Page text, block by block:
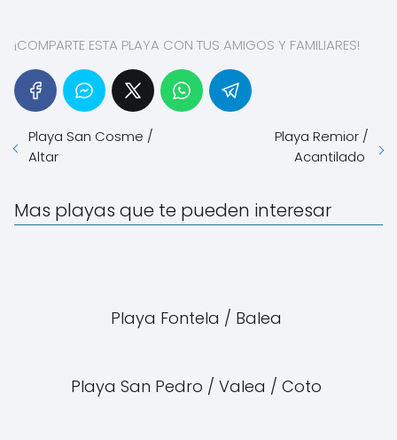
¡COMPARTE ESTA PLAYA CON TUS AMIGOS Y FAMILIARES!
Playa San Cosme /
Altar
Playa Remior /
Acantilado
Mas playas que te pueden interesar
Playa Fontela / Balea
Playa San Pedro / Valea / Coto